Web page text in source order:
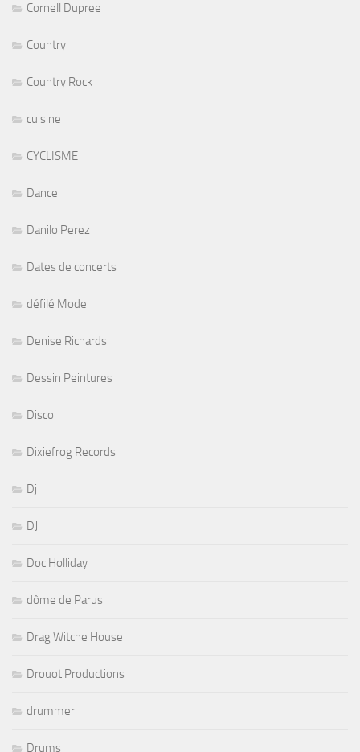
Cornell Dupree
Country
Country Rock
cuisine
CYCLISME
Dance
Danilo Perez
Dates de concerts
défilé Mode
Denise Richards
Dessin Peintures
Disco
Dixiefrog Records
Dj
DJ
Doc Holliday
dôme de Parus
Drag Witche House
Drouot Productions
drummer
Drums